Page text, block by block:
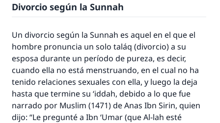
Divorcio según la Sunnah
Un divorcio según la Sunnah es aquel en el que el
hombre pronuncia un solo taláq (divorcio) a su
esposa durante un período de pureza, es decir,
cuando ella no está menstruando, en el cual no ha
tenido relaciones sexuales con ella, y luego la deja
hasta que termine su ‘iddah, debido a lo que fue
narrado por Muslim (1471) de Anas Ibn Sirin, quien
dijo: “Le pregunté a Ibn ‘Umar (que Al-lah esté